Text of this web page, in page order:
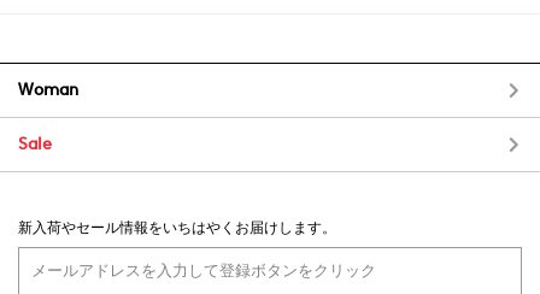
Woman
Sale
新入荷やセール情報をいちはやくお届けします。